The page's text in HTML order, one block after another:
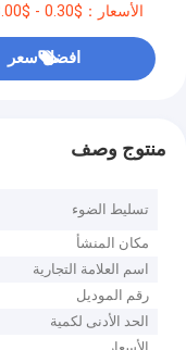
الأسعار：$0.30 - $3.00/pieces
افضل سعر
منتوج وصف
تسليط الضوء
مكان المنشأ
اسم العلامة التجارية
رقم الموديل
الحد الأدنى لكمية